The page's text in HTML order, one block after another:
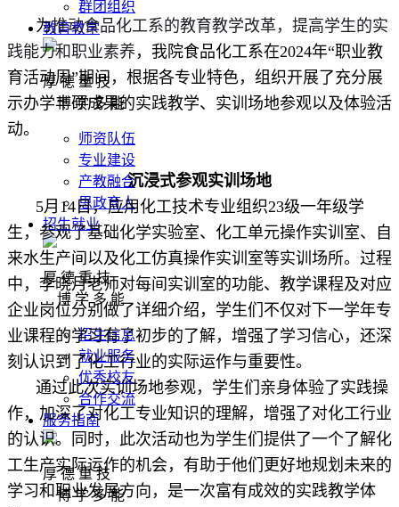
群团组织
教育教学
厚 德 重 技
博 学 多 能
师资队伍
专业建设
产教融合
思政育人
招生就业
厚 德 重 技
博 学 多 能
招生信息
就业服务
优秀校友
合作交流
服务指南
厚 德 重 技
博 学 多 能
为推动食品化工系的教育教学改革，提高学生的实
践能力和职业素养 ，我院食品化工系在2024年“职业教
育活动周”期间，根据各专业特色，组织开展了充分展
示办学丰硕成果的实践教学、实训场地参观以及体验活
动。
沉浸式参观实训场地
5月14日，应用化工技术专业组织23级一年级学
生，参观了基础化学实验室、化工单元操作实训室、自
来水生产间以及化工仿真操作实训室等实训场所。过程
中，李晓月老师对每间实训室的功能、教学课程及对应
企业岗位分别做了详细介绍，学生们不仅对下一学年专
业课程的学习有了初步的了解，增强了学习信心，还深
刻认识到了化工行业的实际运作与重要性。
通过此次实训场地参观，学生们亲身体验了实践操
作，加深了对化工专业知识的理解，增强了对化工行业
的认识。同时，此次活动也为学生们提供了一个了解化
工生产实际运作的机会，有助于他们更好地规划未来的
学习和职业发展方向，是一次富有成效的实践教学体